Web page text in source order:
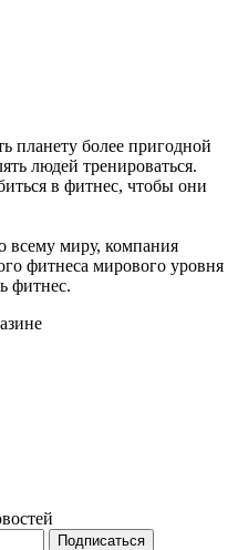
планету более пригодной
людей тренироваться.
в фитнес, чтобы они
всему миру, компания
фитнеса мирового уровня
фитнес.
Подписаться